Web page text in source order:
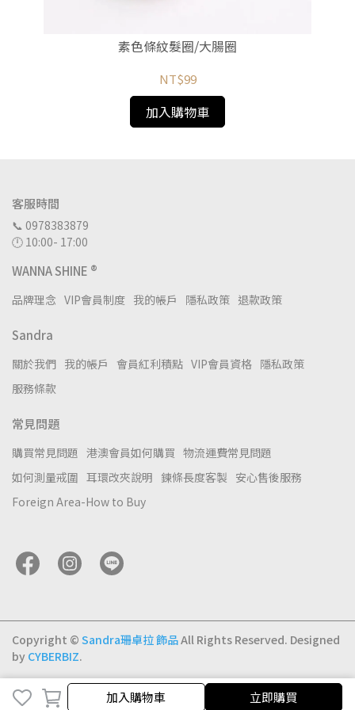
加入購物車
加入購物車 立即購買
素色條紋髮圈/大腸圈
NT$99
加入購物車
客服時間
📞 0978383879
🕛 10:00- 17:00
WANNA SHINE ®
品牌理念 VIP會員制度 我的帳戶 隱私政策 退款政策
Sandra
關於我們 我的帳戶 會員紅利積點 VIP會員資格 隱私政策
服務條款
常見問題
購買常見問題 港澳會員如何購買 物流運費常見問題
如何測量戒圍 耳環改夾說明 鍊條長度客製 安心售後服務
Foreign Area-How to Buy
Copyright © Sandra珊卓拉 飾品All Rights Reserved. Designed
by CYBERBIZ.